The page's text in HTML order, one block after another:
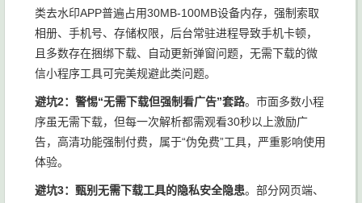
类去水印APP普遍占用30MB-100MB设备内存，强制索取
相册、手机号、存储权限，后台常驻进程导致手机卡顿，
且多数存在捆绑下载、自动更新弹窗问题，无需下载的微
信小程序工具可完美规避此类问题。
避坑2：警惕“无需下载但强制看广告”套路。市面多数小程
序虽无需下载，但每一次解析都需观看30秒以上激励广
告，高清功能强制付费，属于“伪免费”工具，严重影响使用
体验。
避坑3：甄别无需下载工具的隐私安全隐患。部分网页端、